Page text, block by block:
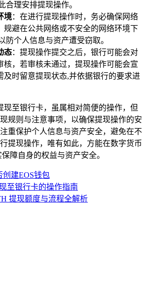
合理安排提现操作。
境：在进行提现操作时，务必确保网络
规避在公共网络或不安全的网络环境下
防个人信息与资产遭受窃取。
态：提现操作提交之后，银行可能会对
核，若审核未通过，提现操作可能会宣
及时留意提现状态,并依据银行的要求进
现至银行卡，虽属相对简便的操作，但
规则与注意事项，以确保提现操作的安
重保护个人信息与资产安全，避免在不
提现操作，唯有如此，方能在数字货币
障自身的权益与资产安全。
建EOS钱包
至银行卡的操作指南
提现额度与流程全解析